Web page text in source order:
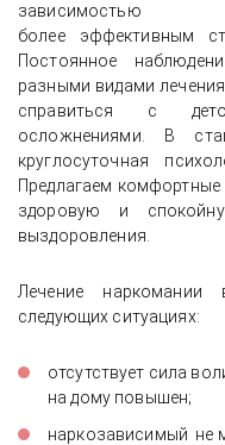
более эффективным
Постоянное
разными видами
справиться с
осложнениями. В
круглосуточная
Предлагаем
здоровую и
выздоровления.
Лечение наркомании
следующих ситуациях:
отсутствует сила
на дому повышен;
наркозависимый не